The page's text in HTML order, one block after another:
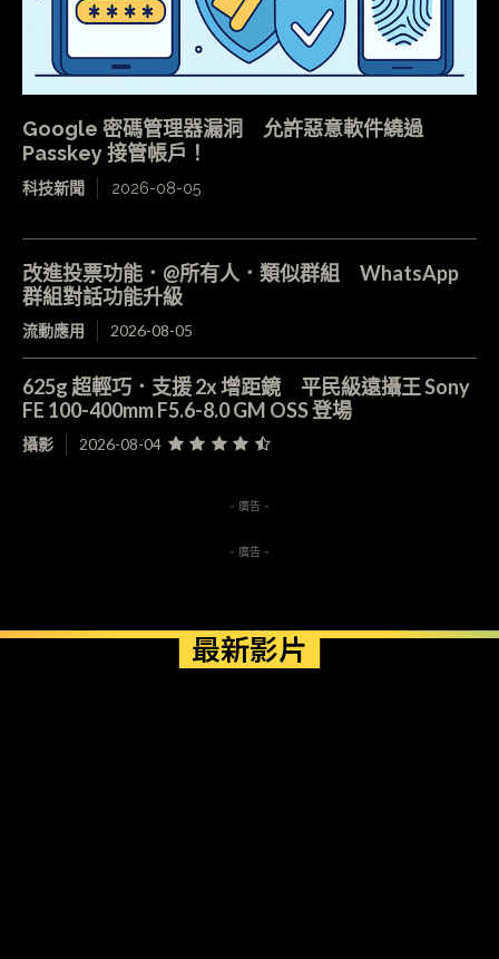
Google 密碼管理器漏洞 允許惡意軟件繞過
Passkey 接管帳戶！
科技新聞 2026-08-05
改進投票功能．@所有人．類似群組 WhatsApp
群組對話功能升級
流動應用 2026-08-05
625g 超輕巧．支援 2x 增距鏡 平民級遠攝王 Sony
FE 100-400mm F5.6-8.0 GM OSS 登場
攝影 2026-08-04
- 廣告 -
- 廣告 -
最新影片